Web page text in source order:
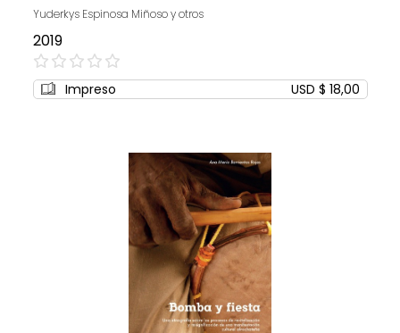
Yuderkys Espinosa Miñoso y otros
2019
0%
Impreso USD $ 18,00